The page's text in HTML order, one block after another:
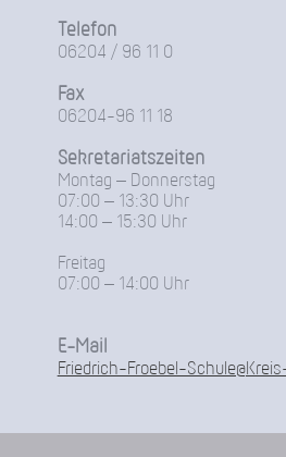
Telefon
06204 / 96 11 0
Fax
06204-96 11 18
Sekretariatszeiten
Montag – Donnerstag
07:00 – 13:30 Uhr
14:00 – 15:30 Uhr
Freitag
07:00 – 14:00 Uhr
E-Mail
Friedrich-Froebel-